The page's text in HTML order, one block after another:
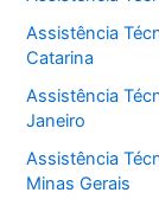
Assistência
Catarina
Assistência
Janeiro
Assistência
Minas Gerais